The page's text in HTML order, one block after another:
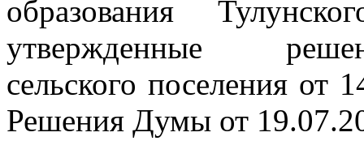
образования
утвержденные
сельского поселения
Решения Думы от